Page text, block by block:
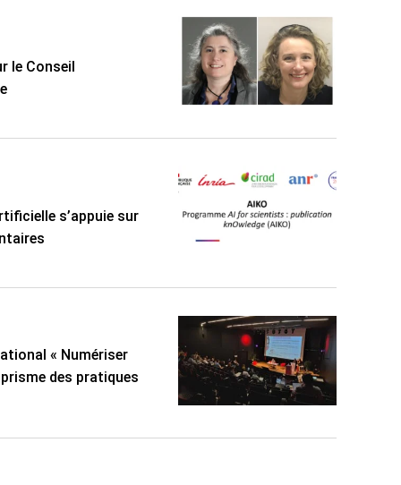
le Conseil
s’appuie sur
« Numériser
des pratiques